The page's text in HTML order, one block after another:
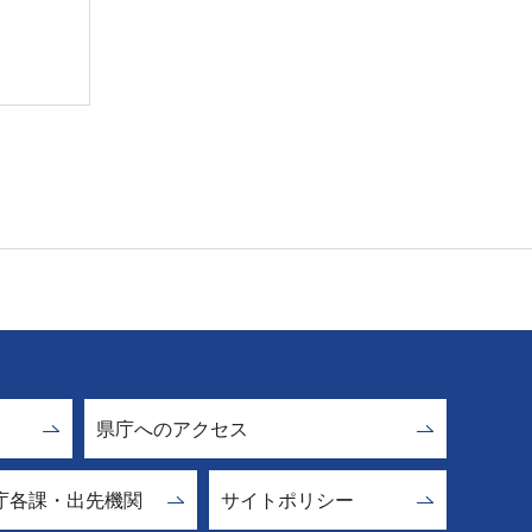
県庁へのアクセス
各課・出先機関 サイトポリシー